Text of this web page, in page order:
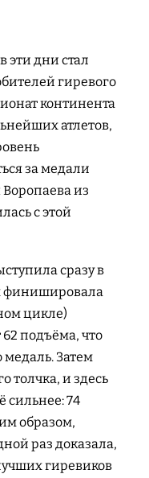
эти дни стал
гиревого
континента
атлетов,
за медали
из
с этой
сразу в
финишировала
цикле)
62 подъёма, что
Затем
толчка, и здесь
сильнее: 74
образом,
раз доказала,
гиревиков